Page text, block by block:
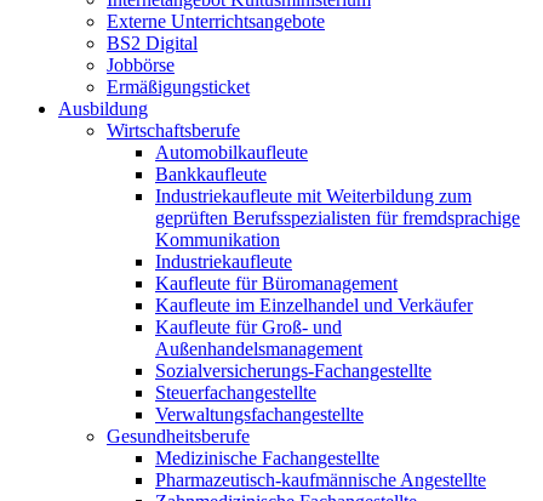
Externe Unterrichtsangebote
BS2 Digital
Jobbörse
Ermäßigungsticket
Ausbildung
Wirtschaftsberufe
Automobilkaufleute
Bankkaufleute
Industriekaufleute mit Weiterbildung zum
geprüften Berufsspezialisten für fremdsprachige
Kommunikation
Industriekaufleute
Kaufleute für Büromanagement
Kaufleute im Einzelhandel und Verkäufer
Kaufleute für Groß- und
Außenhandelsmanagement
Sozialversicherungs-Fachangestellte
Steuerfachangestellte
Verwaltungsfachangestellte
Gesundheitsberufe
Medizinische Fachangestellte
Pharmazeutisch-kaufmännische Angestellte